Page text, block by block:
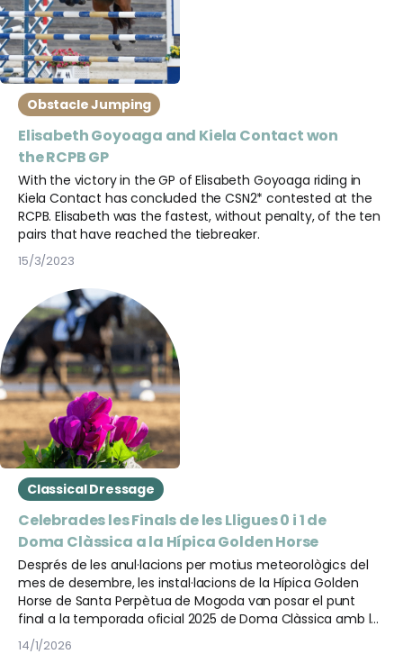
Obstacle Jumping
Elisabeth Goyoaga and Kiela Contact won
the RCPB GP
With the victory in the GP of Elisabeth Goyoaga riding in
Kiela Contact has concluded the CSN2* contested at the
RCPB. Elisabeth was the fastest, without penalty, of the ten
pairs that have reached the tiebreaker.
15/3/2023
Classical Dressage
Celebrades les Finals de les Lligues 0 i 1 de
Doma Clàssica a la Hípica Golden Horse
Després de les anul·lacions per motius meteorològics del
mes de desembre, les instal·lacions de la Hípica Golden
Horse de Santa Perpètua de Mogoda van posar el punt
final a la temporada oficial 2025 de Doma Clàssica amb la
celebració de les Finals de les Lligues 0 i 1, disputades
aquest cap de setmana.
14/1/2026